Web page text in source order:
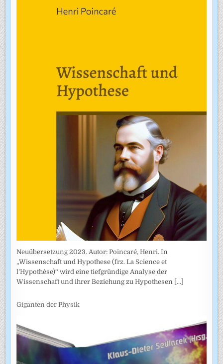
Neuübersetzung 2023. Autor: Poincaré, Henri. In
„Wissenschaft und Hypothese (frz. La Science et
l’Hypothèse)“ wird eine tiefgründige Analyse der
Wissenschaft und ihrer Beziehung zu Hypothesen [...]
Giganten der Physik